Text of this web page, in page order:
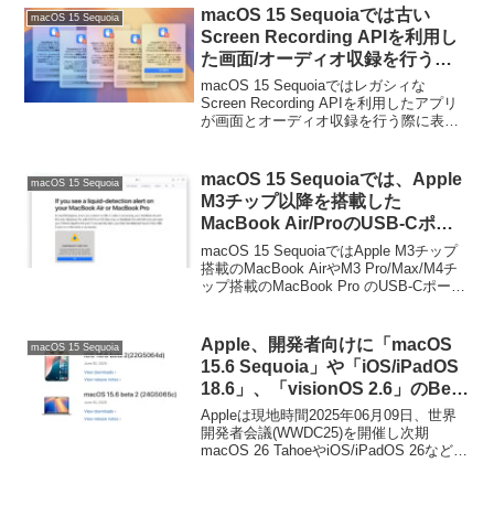
27日付けで新たに「ScanSnap Home
(Mac) v2.23.1」がリリースされていま
す。
macOS 15 Sequoia
macOS 15 Sequoiaでは古い
Screen Recording APIを利用し
た画面/オーディオ収録を行うア
プリで1ヶ月毎のユーザー許可が
必要に。
macOS 15 Sequoiaではレガシィな
Screen Recording APIを利用したアプリ
が画面とオーディオ収録を行う際に表示
macOS 15 Sequoia
macOS 15 Sequoiaでは、Apple
M3チップ以降を搭載した
MacBook Air/ProのUSB-Cポー
トに濡れたUSB-Cケーブルやア
クセサリを接続すると液体検出警
告が表示されるように。
macOS 15 SequoiaではApple M3チップ
搭載のMacBook AirやM3 Pro/Max/M4チ
ップ搭載のMacBook Pro のUSB-Cポート
警告が出るようになっています。
macOS 15 Sequoia
Apple、開発者向けに「macOS
15.6 Sequoia」や「iOS/iPadOS
18.6」、「visionOS 2.6」のBeta
2を公開。FinderやApple
ConfiguratorがDFUモードのデバ
イスを復元できない不具合が修
Appleは現地時間2025年06月09日、世界
開発者会議(WWDC25)を開催し次期
macOS 26 TahoeやiOS/iPadOS 26などの